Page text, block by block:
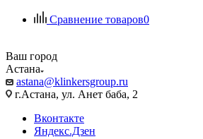
Сравнение товаров0
Ваш город
Астана
astana@klinkersgroup.ru
г.Астана, ул. Анет баба, 2
Вконтакте
Яндекс.Дзен